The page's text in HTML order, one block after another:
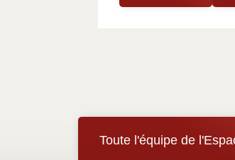
Toute l'équipe de